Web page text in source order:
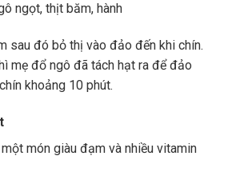
ngọt, thịt băm, hành
sau đó bỏ thị vào đảo đến khi chín.
mẹ đổ ngô đã tách hạt ra để đảo
khoảng 10 phút.
món giàu đạm và nhiều vitamin